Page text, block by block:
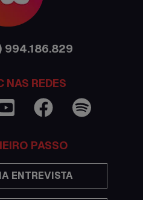
exterior
994.186.829
NAS REDES
PASSO
ENTREVISTA